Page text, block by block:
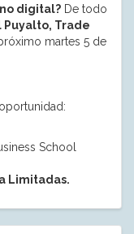
digital? De todo
Puyalto, Trade
martes 5 de
School
Limitadas.